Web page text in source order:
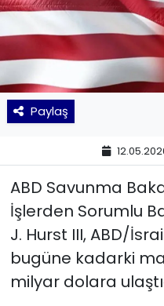
Paylaş
ABD Savunma
İşlerden Sorumlu
J. Hurst III, ABD/
bugüne kadarki
milyar dolara
SAĞLIK
Siyaset
SPOR
Yaşam
YEREL POLİTİKA
YEREL
Yurt